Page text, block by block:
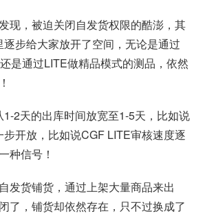
现，被迫关闭自发货权限的酷澎，其
步给大家放开了空间，无论是通过
是通过LITE做精品模式的测品，依然
2天的出库时间放宽至1-5天，比如说
开放，比如说CGF LITE审核速度逐
种信号！
发货铺货，通过上架大量商品来出
了，铺货却依然存在，只不过换成了